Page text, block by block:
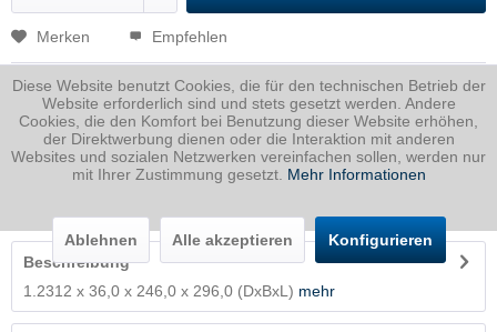
Merken Empfehlen
Artikel-Nr.: 2312036024600296P
Dicke
36 mm
Breite
246 mm
296 mm
Beschreibung
1.2312 x 36,0 x 246,0 x 296,0 (DxBxL) mehr
Diese Website benutzt Cookies, die für den technischen Betrieb der
Website erforderlich sind und stets gesetzt werden. Andere
Cookies, die den Komfort bei Benutzung dieser Website erhöhen,
der Direktwerbung dienen oder die Interaktion mit anderen
Websites und sozialen Netzwerken vereinfachen sollen, werden nur
mit Ihrer Zustimmung gesetzt. Mehr Informationen
Ablehnen Alle akzeptieren Konfigurieren